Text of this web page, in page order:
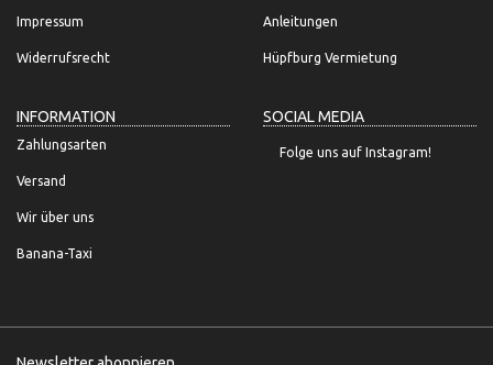
Impressum
Widerrufsrecht
Anleitungen
Hüpfburg Vermietung
INFORMATION
Zahlungsarten
Versand
Wir über uns
Banana-Taxi
SOCIAL MEDIA
Folge uns auf Instagram!